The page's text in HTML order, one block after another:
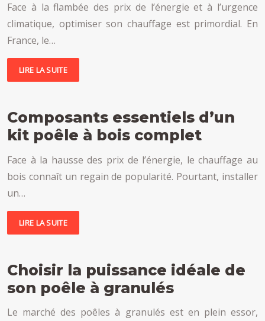
Face à la flambée des prix de l’énergie et à l’urgence
climatique, optimiser son chauffage est primordial. En
France, le…
LIRE LA SUITE
Composants essentiels d’un
kit poêle à bois complet
Face à la hausse des prix de l’énergie, le chauffage au
bois connaît un regain de popularité. Pourtant, installer
un…
LIRE LA SUITE
Choisir la puissance idéale de
son poêle à granulés
Le marché des poêles à granulés est en plein essor,